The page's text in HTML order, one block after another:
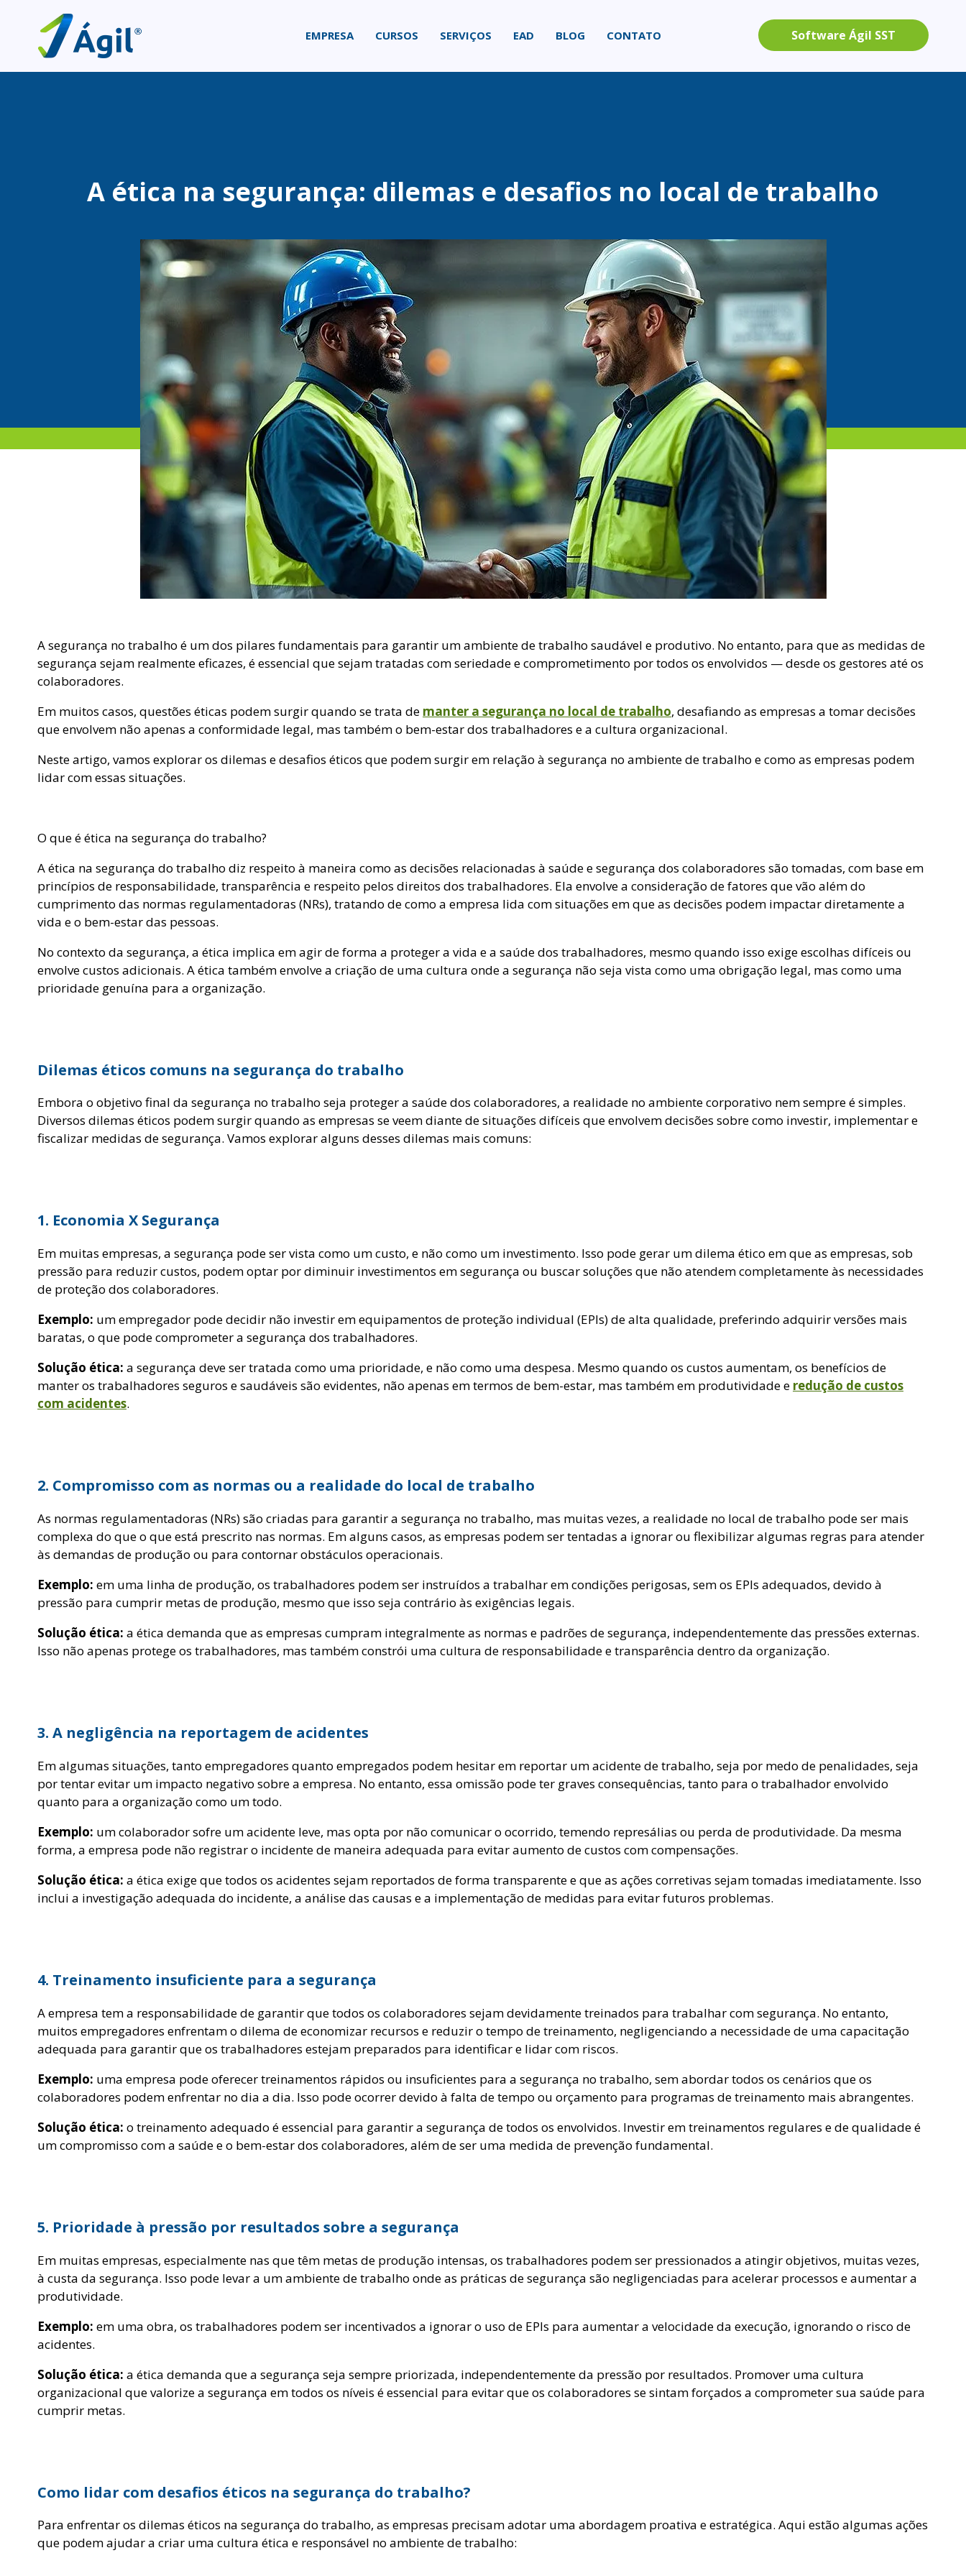
EMPRESA CURSOS SERVIÇOS EAD BLOG CONTATO Software Ágil SST
A ética na segurança: dilemas e desafios no local de trabalho
A segurança no trabalho é um dos pilares fundamentais para garantir um ambiente de trabalho saudável e produtivo. No entanto, para que as medidas de
segurança sejam realmente eficazes, é essencial que sejam tratadas com seriedade e comprometimento por todos os envolvidos — desde os gestores até os
colaboradores.
Em muitos casos, questões éticas podem surgir quando se trata de manter a segurança no local de trabalho, desafiando as empresas a tomar decisões
que envolvem não apenas a conformidade legal, mas também o bem-estar dos trabalhadores e a cultura organizacional.
Neste artigo, vamos explorar os dilemas e desafios éticos que podem surgir em relação à segurança no ambiente de trabalho e como as empresas podem
lidar com essas situações.
O que é ética na segurança do trabalho?
A ética na segurança do trabalho diz respeito à maneira como as decisões relacionadas à saúde e segurança dos colaboradores são tomadas, com base em
princípios de responsabilidade, transparência e respeito pelos direitos dos trabalhadores. Ela envolve a consideração de fatores que vão além do
cumprimento das normas regulamentadoras (NRs), tratando de como a empresa lida com situações em que as decisões podem impactar diretamente a
vida e o bem-estar das pessoas.
No contexto da segurança, a ética implica em agir de forma a proteger a vida e a saúde dos trabalhadores, mesmo quando isso exige escolhas difíceis ou
envolve custos adicionais. A ética também envolve a criação de uma cultura onde a segurança não seja vista como uma obrigação legal, mas como uma
prioridade genuína para a organização.
Dilemas éticos comuns na segurança do trabalho
Embora o objetivo final da segurança no trabalho seja proteger a saúde dos colaboradores, a realidade no ambiente corporativo nem sempre é simples.
Diversos dilemas éticos podem surgir quando as empresas se veem diante de situações difíceis que envolvem decisões sobre como investir, implementar e
fiscalizar medidas de segurança. Vamos explorar alguns desses dilemas mais comuns:
1. Economia X Segurança
Em muitas empresas, a segurança pode ser vista como um custo, e não como um investimento. Isso pode gerar um dilema ético em que as empresas, sob
pressão para reduzir custos, podem optar por diminuir investimentos em segurança ou buscar soluções que não atendem completamente às necessidades
de proteção dos colaboradores.
Exemplo: um empregador pode decidir não investir em equipamentos de proteção individual (EPIs) de alta qualidade, preferindo adquirir versões mais
baratas, o que pode comprometer a segurança dos trabalhadores.
Solução ética: a segurança deve ser tratada como uma prioridade, e não como uma despesa. Mesmo quando os custos aumentam, os benefícios de
manter os trabalhadores seguros e saudáveis são evidentes, não apenas em termos de bem-estar, mas também em produtividade e redução de custos
com acidentes.
2. Compromisso com as normas ou a realidade do local de trabalho
As normas regulamentadoras (NRs) são criadas para garantir a segurança no trabalho, mas muitas vezes, a realidade no local de trabalho pode ser mais
complexa do que o que está prescrito nas normas. Em alguns casos, as empresas podem ser tentadas a ignorar ou flexibilizar algumas regras para atender
às demandas de produção ou para contornar obstáculos operacionais.
Exemplo: em uma linha de produção, os trabalhadores podem ser instruídos a trabalhar em condições perigosas, sem os EPIs adequados, devido à
pressão para cumprir metas de produção, mesmo que isso seja contrário às exigências legais.
Solução ética: a ética demanda que as empresas cumpram integralmente as normas e padrões de segurança, independentemente das pressões externas.
Isso não apenas protege os trabalhadores, mas também constrói uma cultura de responsabilidade e transparência dentro da organização.
3. A negligência na reportagem de acidentes
Em algumas situações, tanto empregadores quanto empregados podem hesitar em reportar um acidente de trabalho, seja por medo de penalidades, seja
por tentar evitar um impacto negativo sobre a empresa. No entanto, essa omissão pode ter graves consequências, tanto para o trabalhador envolvido
quanto para a organização como um todo.
Exemplo: um colaborador sofre um acidente leve, mas opta por não comunicar o ocorrido, temendo represálias ou perda de produtividade. Da mesma
forma, a empresa pode não registrar o incidente de maneira adequada para evitar aumento de custos com compensações.
Solução ética: a ética exige que todos os acidentes sejam reportados de forma transparente e que as ações corretivas sejam tomadas imediatamente. Isso
inclui a investigação adequada do incidente, a análise das causas e a implementação de medidas para evitar futuros problemas.
4. Treinamento insuficiente para a segurança
A empresa tem a responsabilidade de garantir que todos os colaboradores sejam devidamente treinados para trabalhar com segurança. No entanto,
muitos empregadores enfrentam o dilema de economizar recursos e reduzir o tempo de treinamento, negligenciando a necessidade de uma capacitação
adequada para garantir que os trabalhadores estejam preparados para identificar e lidar com riscos.
Exemplo: uma empresa pode oferecer treinamentos rápidos ou insuficientes para a segurança no trabalho, sem abordar todos os cenários que os
colaboradores podem enfrentar no dia a dia. Isso pode ocorrer devido à falta de tempo ou orçamento para programas de treinamento mais abrangentes.
Solução ética: o treinamento adequado é essencial para garantir a segurança de todos os envolvidos. Investir em treinamentos regulares e de qualidade é
um compromisso com a saúde e o bem-estar dos colaboradores, além de ser uma medida de prevenção fundamental.
5. Prioridade à pressão por resultados sobre a segurança
Em muitas empresas, especialmente nas que têm metas de produção intensas, os trabalhadores podem ser pressionados a atingir objetivos, muitas vezes,
à custa da segurança. Isso pode levar a um ambiente de trabalho onde as práticas de segurança são negligenciadas para acelerar processos e aumentar a
produtividade.
Exemplo: em uma obra, os trabalhadores podem ser incentivados a ignorar o uso de EPIs para aumentar a velocidade da execução, ignorando o risco de
acidentes.
Solução ética: a ética demanda que a segurança seja sempre priorizada, independentemente da pressão por resultados. Promover uma cultura
organizacional que valorize a segurança em todos os níveis é essencial para evitar que os colaboradores se sintam forçados a comprometer sua saúde para
cumprir metas.
Como lidar com desafios éticos na segurança do trabalho?
Para enfrentar os dilemas éticos na segurança do trabalho, as empresas precisam adotar uma abordagem proativa e estratégica. Aqui estão algumas ações
que podem ajudar a criar uma cultura ética e responsável no ambiente de trabalho: